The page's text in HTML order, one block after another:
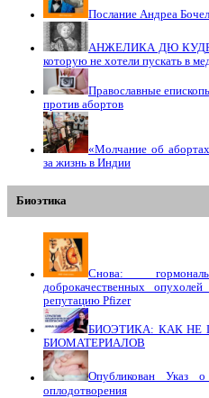
Послание Андреа
АНЖЕЛИКА ДЮ КУДРЕ
которую не хотели пускать в
Православные
против абортов
«Молчание об
за жизнь в Индии
Биоэтика
Снова:
доброкачественных
репутацию Pfizer
БИОЭТИКА: КАК НЕ
БИОМАТЕРИАЛОВ
Опубликован Указ о
оплодотворения